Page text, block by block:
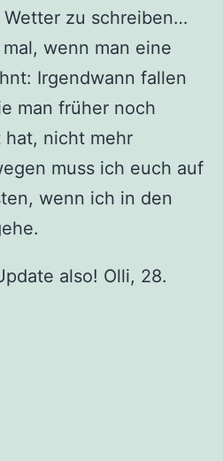
zu schreiben…
wenn man eine
Irgendwann fallen
man früher noch
hat, nicht mehr
muss ich euch auf
wenn ich in den
also! Olli, 28.